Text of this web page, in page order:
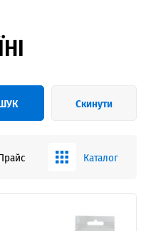
Скинути
Каталог